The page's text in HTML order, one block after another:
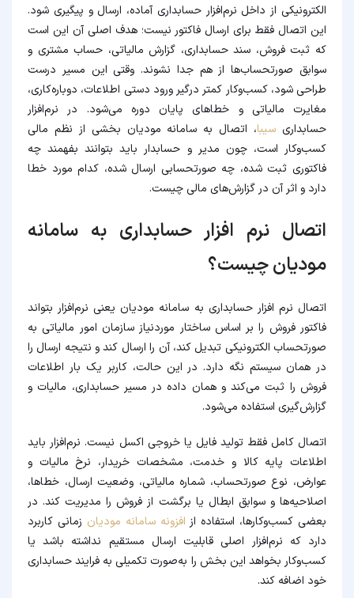
الکترونیکی از داخل نرم‌افزار حسابداری آماده، ارسال و پیگیری شود.
این اتصال فقط برای ارسال فاکتور نیست؛ هدف اصلی آن این است
که ثبت فروش، سند حسابداری، گزارش مالیاتی، حساب مشتری و
سوابق صورتحساب‌ها از هم جدا نشوند. وقتی این مسیر درست
طراحی شود، کسب‌وکار کمتر درگیر ورود دستی اطلاعات، دوباره‌کاری،
مغایرت مالیاتی و خطاهای پایان دوره می‌شود. در نرم‌افزار
حسابداری سیبا، اتصال به سامانه مودیان بخشی از نظم مالی
کسب‌وکار است، چون مدیر و حسابدار باید بتوانند بفهمند چه
فاکتوری ثبت شده، چه صورتحسابی ارسال شده، کدام مورد خطا
دارد و اثر آن در گزارش‌های مالی چیست.
اتصال نرم افزار حسابداری به سامانه
مودیان چیست؟
اتصال نرم افزار حسابداری به سامانه مودیان یعنی نرم‌افزار بتواند
فاکتور فروش را بر اساس ساختار موردنیاز سازمان امور مالیاتی به
صورتحساب الکترونیکی تبدیل کند، آن را ارسال کند و نتیجه ارسال را
در همان سیستم نگه دارد. در این حالت، کاربر یک بار اطلاعات
فروش را ثبت می‌کند و همان داده در مسیر حسابداری، مالیات و
گزارش‌گیری استفاده می‌شود.
اتصال کامل فقط تولید فایل یا خروجی اکسل نیست. نرم‌افزار باید
اطلاعات پایه کالا و خدمت، مشخصات خریدار، نرخ مالیات و
عوارض، نوع صورتحساب، شماره مالیاتی، وضعیت ارسال، خطاها،
اصلاحیه‌ها و سوابق ابطال یا برگشت از فروش را مدیریت کند. در
بعضی کسب‌وکارها، استفاده از افزونه سامانه مودیان زمانی کاربرد
دارد که نرم‌افزار اصلی قابلیت ارسال مستقیم نداشته باشد یا
کسب‌وکار بخواهد این بخش را به‌صورت تکمیلی به فرایند حسابداری
خود اضافه کند.